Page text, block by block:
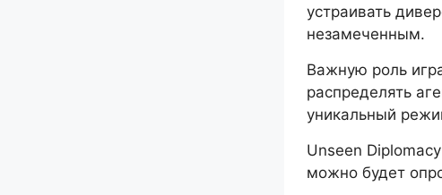
устраивать
незамеченным.
Важную роль
распределять
уникальный
Unseen
можно будет